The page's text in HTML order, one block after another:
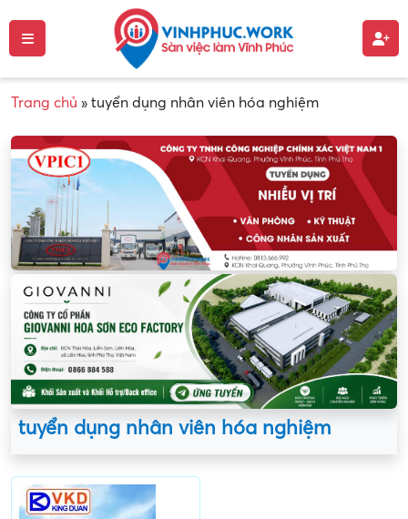
Trang chủ » tuyển dụng nhân viên hóa nghiệm
tuyển dụng nhân viên hóa nghiệm